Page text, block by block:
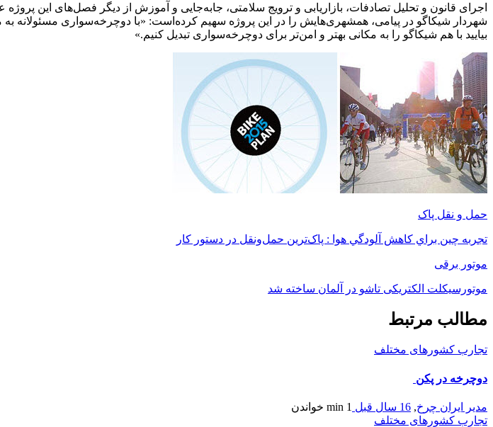
اجرای قانون و تحلیل تصادفات، بازاریابی و ترویج سلامتی، جا‌به‌جایی و آموزش از دیگر فصل‌های این
شهردار شیکاگو در پیامی، همشهری‌هایش را در این پروژه سهیم کرده‌است: «با دوچرخه‌سواری مسئولانه به
بیایید با هم شیکاگو را به مکانی بهتر و امن‌تر برای دوچرخه‌سواری تبدیل کنیم.»
حمل و نقل پاک
تجربه چين براي كاهش آلودگي هوا : پاک‌ترین حمل‌و‌نقل در دستور کار
موتور برقی
موتورسیکلت الکتریکی تاشو در آلمان ساخته شد
مطالب مرتبط
تجارب کشورهای مختلف
دوچرخه در پکن
مدیر ایران چرخ, 16 سال قبل 1 min
خواندن
تجارب کشورهای مختلف